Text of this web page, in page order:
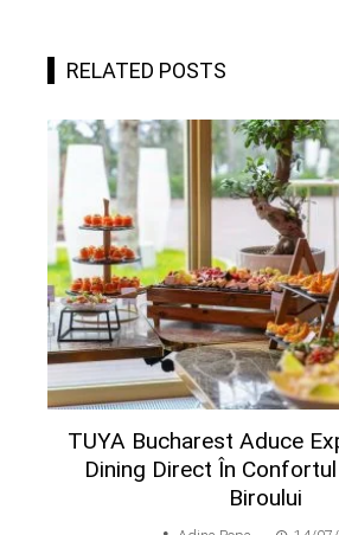
RELATED POSTS
TUYA Bucharest Aduce
Dining Direct În
Biroului